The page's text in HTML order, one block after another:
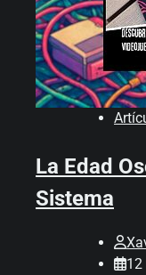
La Edad
Sistema
12